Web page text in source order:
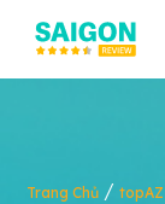
Trang Chủ / topAZ